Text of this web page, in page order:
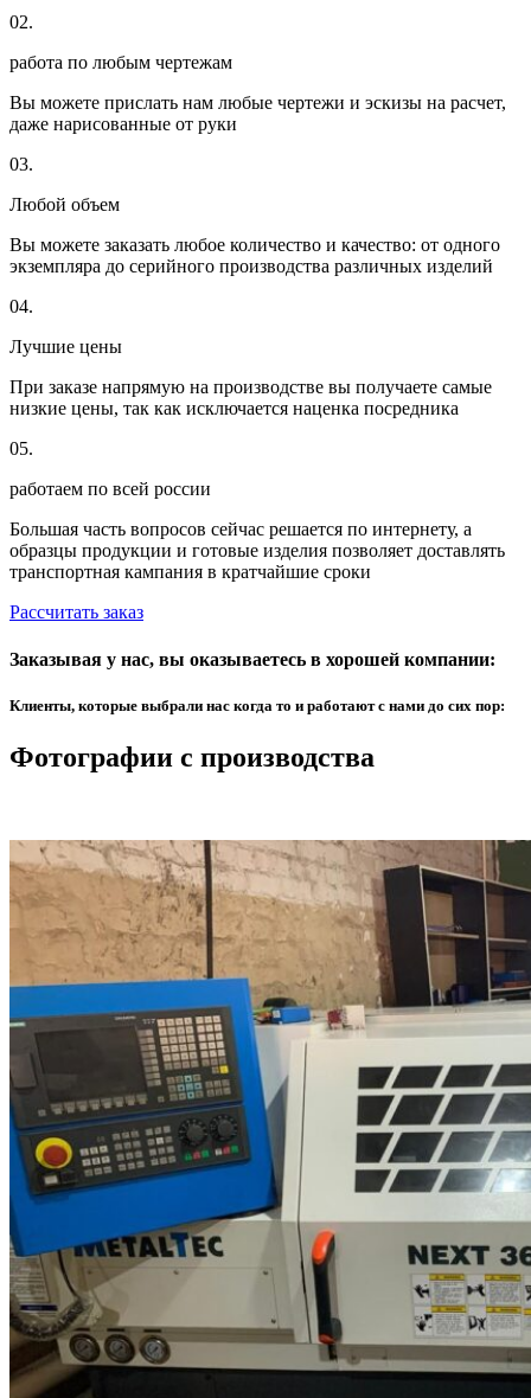
02.
работа по любым чертежам
Вы можете прислать нам любые чертежи и эскизы на расчет,
даже нарисованные от руки
03.
Любой объем
Вы можете заказать любое количество и качество: от одного
экземпляра до серийного производства различных изделий
04.
Лучшие цены
При заказе напрямую на производстве вы получаете самые
низкие цены, так как исключается наценка посредника
05.
работаем по всей россии
Большая часть вопросов сейчас решается по интернету, а
образцы продукции и готовые изделия позволяет доставлять
транспортная кампания в кратчайшие сроки
Рассчитать заказ
Заказывая у нас, вы оказываетесь в хорошей компании:
Клиенты, которые выбрали нас когда то и работают с нами до сих пор:
Фотографии с производства